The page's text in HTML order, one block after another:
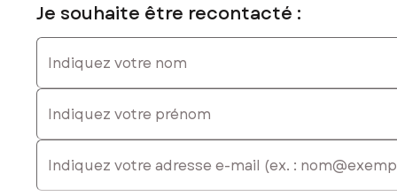
Tél. : 07 87 49 69 44, E-mail : karine.grossetete@safti.fr - EI
numéro 794 139 618
Je souhaite être recontacté :
Indiquez votre nom
Indiquez votre prénom
E-mail